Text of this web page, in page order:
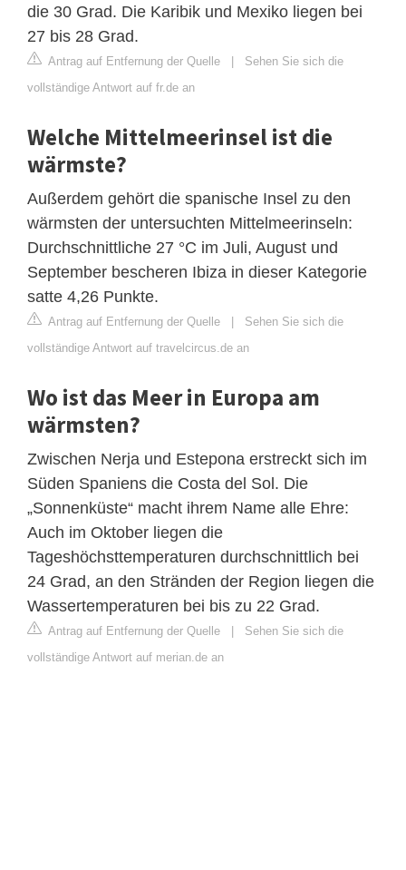
die 30 Grad. Die Karibik und Mexiko liegen bei
27 bis 28 Grad.
Antrag auf Entfernung der Quelle | Sehen Sie sich die
vollständige Antwort auf fr.de an
Welche Mittelmeerinsel ist die
wärmste?
Außerdem gehört die spanische Insel zu den
wärmsten der untersuchten Mittelmeerinseln:
Durchschnittliche 27 °C im Juli, August und
September bescheren Ibiza in dieser Kategorie
satte 4,26 Punkte.
Antrag auf Entfernung der Quelle | Sehen Sie sich die
vollständige Antwort auf travelcircus.de an
Wo ist das Meer in Europa am
wärmsten?
Zwischen Nerja und Estepona erstreckt sich im
Süden Spaniens die Costa del Sol. Die
„Sonnenküste“ macht ihrem Name alle Ehre:
Auch im Oktober liegen die
Tageshöchsttemperaturen durchschnittlich bei
24 Grad, an den Stränden der Region liegen die
Wassertemperaturen bei bis zu 22 Grad.
Antrag auf Entfernung der Quelle | Sehen Sie sich die
vollständige Antwort auf merian.de an